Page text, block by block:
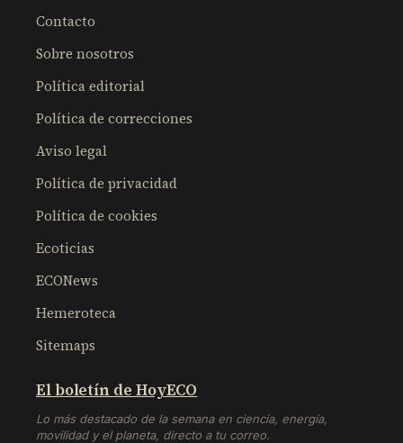
Contacto
Sobre nosotros
Política editorial
Política de correcciones
Aviso legal
Política de privacidad
Política de cookies
Ecoticias
ECONews
Hemeroteca
Sitemaps
El boletín de HoyECO
Lo más destacado de la semana en ciencia, energía,
movilidad y el planeta, directo a tu correo.